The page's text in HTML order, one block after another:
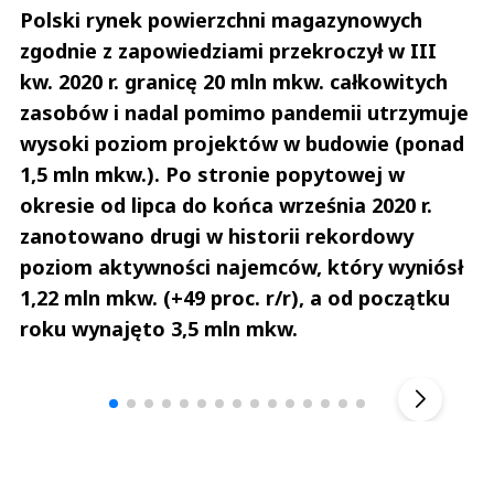
Polski rynek powierzchni magazynowych
zgodnie z zapowiedziami przekroczył w III
kw. 2020 r. granicę 20 mln mkw. całkowitych
zasobów i nadal pomimo pandemii utrzymuje
wysoki poziom projektów w budowie (ponad
1,5 mln mkw.). Po stronie popytowej w
okresie od lipca do końca września 2020 r.
zanotowano drugi w historii rekordowy
poziom aktywności najemców, który wyniósł
1,22 mln mkw. (+49 proc. r/r), a od początku
roku wynajęto 3,5 mln mkw.
Andrzej i Marta Sterniccy